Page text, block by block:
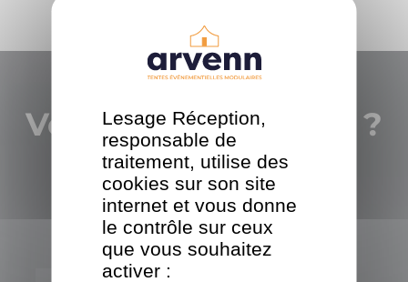
Vous avez un projet ?
Parlons en !
Lesage Réception,
responsable de
traitement, utilise des
cookies sur son site
internet et vous donne
le contrôle sur ceux
que vous souhaitez
activer :